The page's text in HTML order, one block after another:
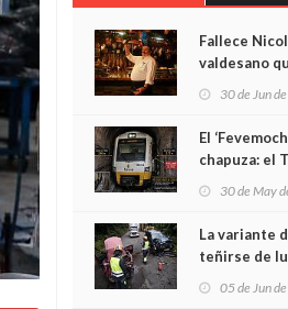
Fallece
valdesano
30 de Jun
El
chapuza: el
sobrecoste
cabían por
30 de May
La variante
teñirse de
05 de Jun